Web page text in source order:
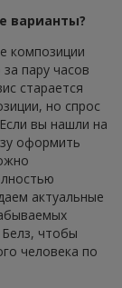
варианты?
композиции
пару часов
старается
но спрос
вы нашли на
оформить
актуальные
чтобы
человека по